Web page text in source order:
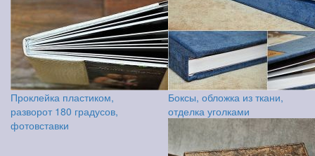
Проклейка пластиком,
разворот 180 градусов,
фотовставки
Боксы, обложка из ткани,
отделка уголками